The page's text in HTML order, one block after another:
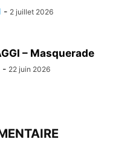
- 2 juillet 2026
– Masquerade
- 22 juin 2026